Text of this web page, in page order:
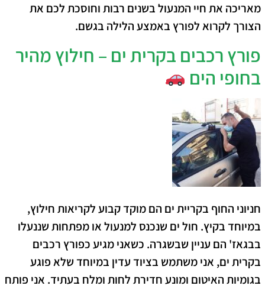
מאריכה את חיי המנעול בשנים רבות וחוסכת לכם את
הצורך לקרוא לפורץ באמצע הלילה בגשם.
פורץ רכבים בקרית ים – חילוץ מהיר
בחופי הים
חניוני החוף בקריית ים הם מוקד קבוע לקריאות חילוץ,
במיוחד בקיץ. חול ים שנכנס למנעול או מפתחות שננעלו
בבגאז' הם עניין שבשגרה. כשאני מגיע כפורץ רכבים
בקרית ים, אני משתמש בציוד עדין במיוחד שלא פוגע
בגומיות האיטום ומונע חדירת לחות ומלח בעתיד. אני פותח